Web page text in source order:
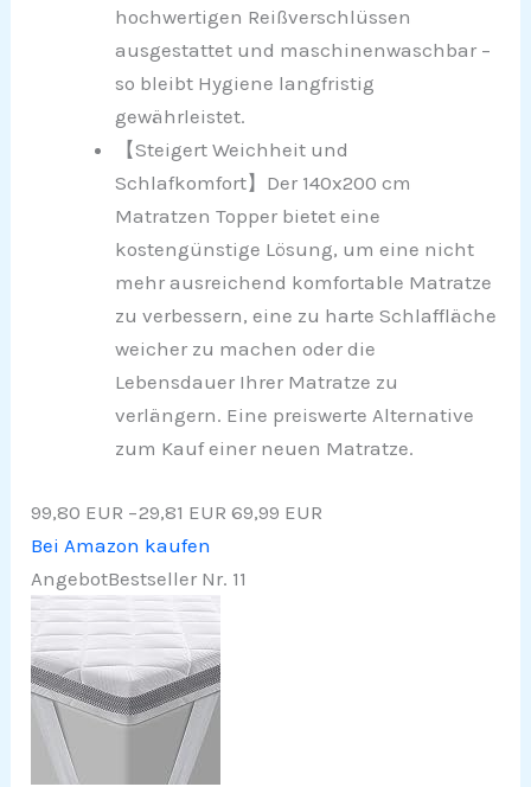
hochwertigen Reißverschlüssen
ausgestattet und maschinenwaschbar –
so bleibt Hygiene langfristig
gewährleistet.
【Steigert Weichheit und
Schlafkomfort】Der 140x200 cm
Matratzen Topper bietet eine
kostengünstige Lösung, um eine nicht
mehr ausreichend komfortable Matratze
zu verbessern, eine zu harte Schlaffläche
weicher zu machen oder die
Lebensdauer Ihrer Matratze zu
verlängern. Eine preiswerte Alternative
zum Kauf einer neuen Matratze.
99,80 EUR −29,81 EUR 69,99 EUR
Bei Amazon kaufen
AngebotBestseller Nr. 11